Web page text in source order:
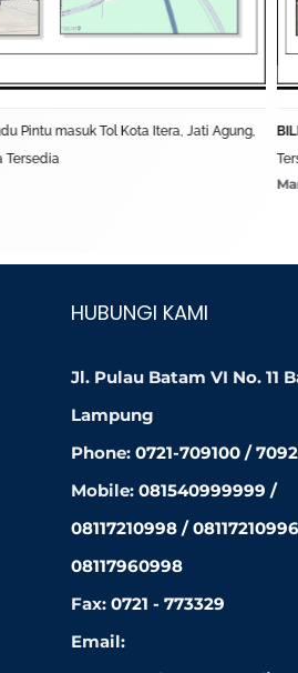
Pintu masuk Tol Kota Itera, Jati Agung,
Tersedia
HUBUNGI KAMI
Jl. Pulau Batam VI No. 11
Lampung
Phone: 0721-709100 /
Mobile: 081540999999 /
08117210998 /
08117960998
Fax: 0721 - 773329
Email: